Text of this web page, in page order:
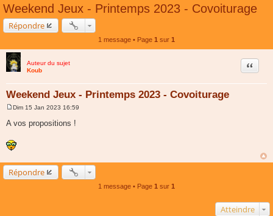
Weekend Jeux - Printemps 2023 - Covoiturage
Répondre
1 message • Page 1 sur 1
Auteur du sujet
Koub
Weekend Jeux - Printemps 2023 - Covoiturage
Citer
s
a
g
Dim 15 Jan 2023 16:59
A vos propositions !
Répondre
1 message • Page 1 sur 1
Atteindre